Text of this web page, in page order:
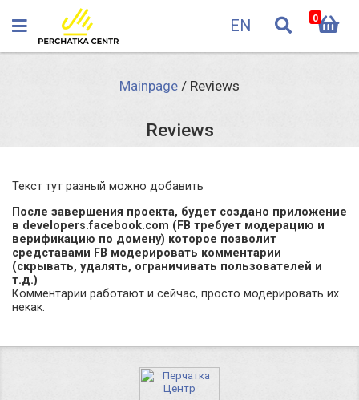
EN 0
Mainpage / Reviews
Reviews
Текст тут разный можно добавить
После завершения проекта, будет создано приложение
в developers.facebook.com (FB требует модерацию и
верификацию по домену) которое позволит
средставами FB модерировать комментарии
(скрывать, удалять, ограничивать пользователей и
т.д.)
Комментарии работают и сейчас, просто модерировать их
некак.